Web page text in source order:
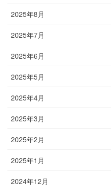
2025年8月
2025年7月
2025年6月
2025年5月
2025年4月
2025年3月
2025年2月
2025年1月
2024年12月